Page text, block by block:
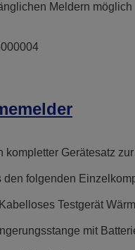
Meldern möglich
kompletter Gerätesatz
den folgenden
Testgerät
mit